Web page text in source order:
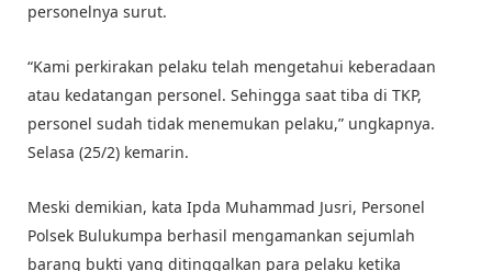
personelnya surut.
“Kami perkirakan pelaku telah mengetahui keberadaan
atau kedatangan personel. Sehingga saat tiba di TKP,
personel sudah tidak menemukan pelaku,” ungkapnya.
Selasa (25/2) kemarin.
Meski demikian, kata Ipda Muhammad Jusri, Personel
Polsek Bulukumpa berhasil mengamankan sejumlah
barang bukti yang ditinggalkan para pelaku ketika